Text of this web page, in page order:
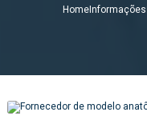
Home Informações